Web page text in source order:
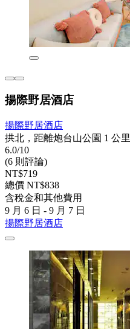
揚際野居酒店
揚際野居酒店
拱北，距離炮台山公園 1 公里
6.0/10
(6 則評論)
NT$719
總價 NT$838
含稅金和其他費用
9 月 6 日 - 9 月 7 日
揚際野居酒店